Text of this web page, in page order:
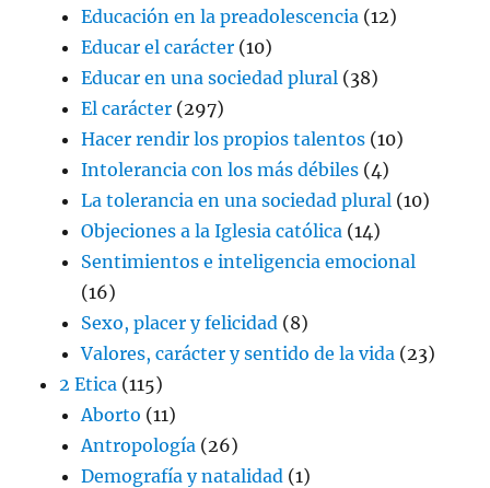
Educación en la preadolescencia (12)
Educar el carácter (10)
Educar en una sociedad plural (38)
El carácter (297)
Hacer rendir los propios talentos (10)
Intolerancia con los más débiles (4)
La tolerancia en una sociedad plural (10)
Objeciones a la Iglesia católica (14)
Sentimientos e inteligencia emocional
(16)
Sexo, placer y felicidad (8)
Valores, carácter y sentido de la vida (23)
2 Etica (115)
Aborto (11)
Antropología (26)
Demografía y natalidad (1)